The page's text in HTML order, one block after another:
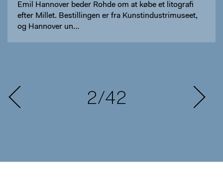
Emil Hannover beder Rohde om at købe et litografi
efter Millet. Bestillingen er fra Kunstindustrimuseet,
og Hannover un…
2/42